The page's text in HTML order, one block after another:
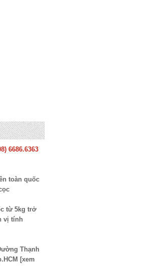
6686.6363
toàn quốc
từ 5kg trở
vị tính
Thạnh
[xem